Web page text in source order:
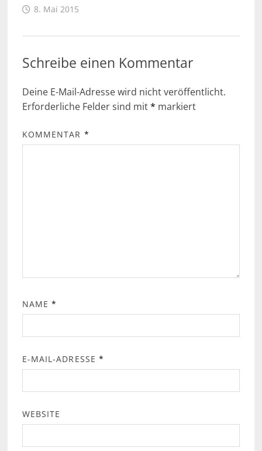
8. Mai 2015
Schreibe einen Kommentar
Deine E-Mail-Adresse wird nicht veröffentlicht.
Erforderliche Felder sind mit* markiert
KOMMENTAR *
NAME*
E-MAIL-ADRESSE *
WEBSITE